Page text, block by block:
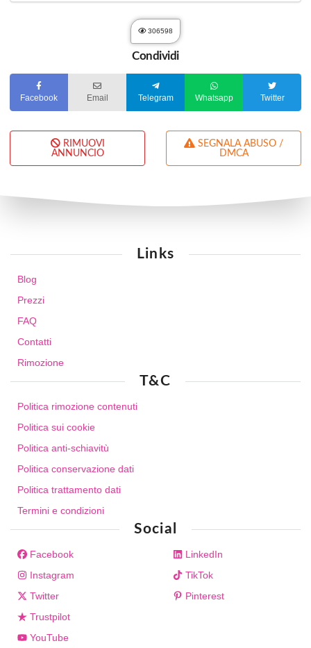
306598
Condividi
Facebook Email Telegram Whatsapp Twitter
RIMUOVI
ANNUNCIO
DMCA
Links
Blog
Prezzi
FAQ
Contatti
Rimozione
T&C
Politica rimozione contenuti
Politica sui cookie
Politica anti-schiavitù
Politica conservazione dati
Politica trattamento dati
Termini e condizioni
Social
Facebook
Instagram
Twitter
Trustpilot
YouTube
LinkedIn
TikTok
Pinterest